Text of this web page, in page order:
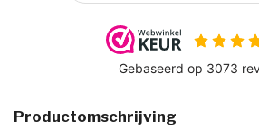
Productomschrijving